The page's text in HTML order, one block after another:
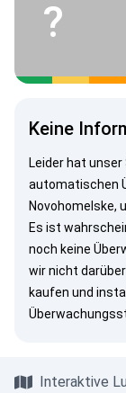
?
Keine
Leider hat
automatischen
Novohomelske,
Es ist
noch keine
wir nicht
kaufen und
Interaktive